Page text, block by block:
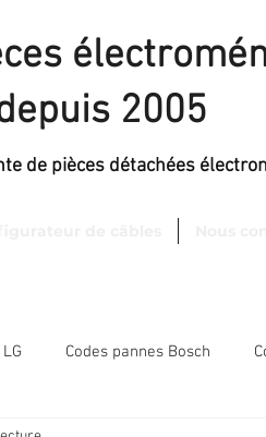
2005
de pièces détachées
Codes pannes Bosch